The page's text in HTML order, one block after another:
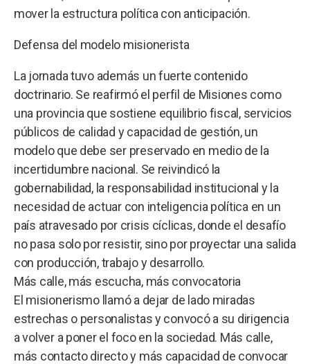
mover la estructura política con anticipación.
Defensa del modelo misionerista
La jornada tuvo además un fuerte contenido
doctrinario. Se reafirmó el perfil de Misiones como
una provincia que sostiene equilibrio fiscal, servicios
públicos de calidad y capacidad de gestión, un
modelo que debe ser preservado en medio de la
incertidumbre nacional. Se reivindicó la
gobernabilidad, la responsabilidad institucional y la
necesidad de actuar con inteligencia política en un
país atravesado por crisis cíclicas, donde el desafío
no pasa solo por resistir, sino por proyectar una salida
con producción, trabajo y desarrollo.
Más calle, más escucha, más convocatoria
El misionerismo llamó a dejar de lado miradas
estrechas o personalistas y convocó a su dirigencia
a volver a poner el foco en la sociedad. Más calle,
más contacto directo y más capacidad de convocar